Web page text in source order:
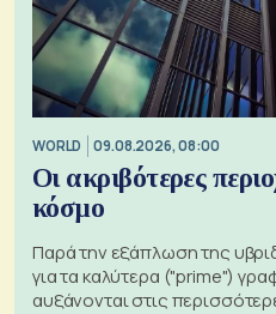
WORLD 09.08.2026, 08:00
Οι ακριβότερες
κόσμο
Παρά την εξάπλωση της
για τα καλύτερα ("prime")
αυξάνονται στις